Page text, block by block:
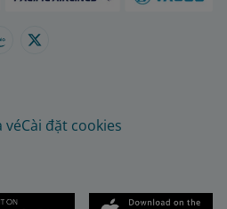
véCài đặt cookies